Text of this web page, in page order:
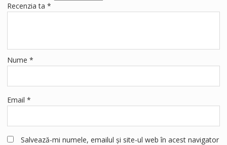
Recenzia ta *
Nume *
Email *
Salvează-mi numele, emailul și site-ul web în acest navigator